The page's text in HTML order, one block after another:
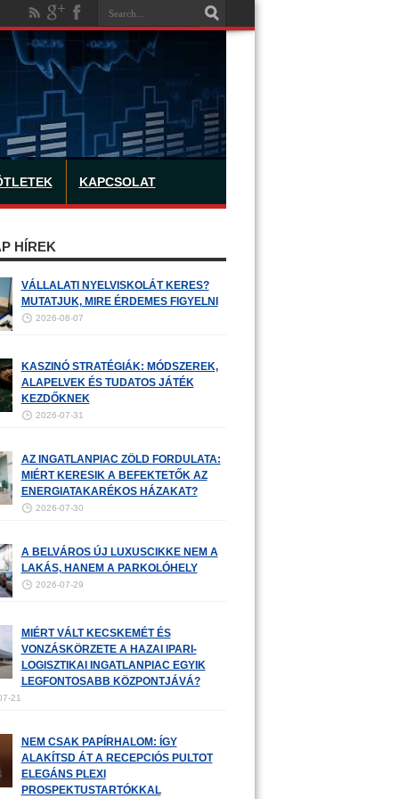
KAPCSOLAT
HÍREK
VÁLLALATI NYELVISKOLÁT KERES?
MUTATJUK, MIRE ÉRDEMES FIGYELNI
2026-08-07
KASZINÓ STRATÉGIÁK: MÓDSZEREK,
ALAPELVEK ÉS TUDATOS JÁTÉK
KEZDŐKNEK
2026-07-31
AZ INGATLANPIAC ZÖLD FORDULATA:
MIÉRT KERESIK A BEFEKTETŐK AZ
ENERGIATAKARÉKOS HÁZAKAT?
2026-07-30
A BELVÁROS ÚJ LUXUSCIKKE NEM A
LAKÁS, HANEM A PARKOLÓHELY
2026-07-29
MIÉRT VÁLT KECSKEMÉT ÉS
VONZÁSKÖRZETE A HAZAI IPARI-
LOGISZTIKAI INGATLANPIAC EGYIK
LEGFONTOSABB KÖZPONTJÁVÁ?
21
NEM CSAK PAPÍRHALOM: ÍGY
ALAKÍTSD ÁT A RECEPCIÓS PULTOT
ELEGÁNS PLEXI
PROSPEKTUSTARTÓKKAL